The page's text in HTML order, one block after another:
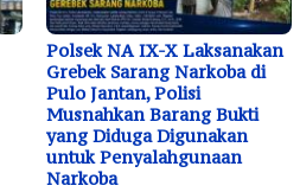
Polsek NA IX-X Laksanakan
Grebek Sarang Narkoba di
Pulo Jantan, Polisi
Musnahkan Barang Bukti
yang Diduga Digunakan
untuk Penyalahgunaan
Narkoba